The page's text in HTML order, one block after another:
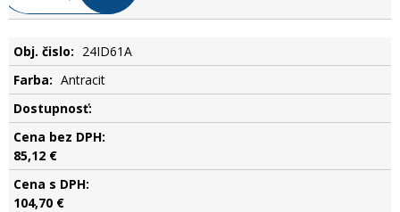
24ID61A
Antracit
85,12 €
104,70 €